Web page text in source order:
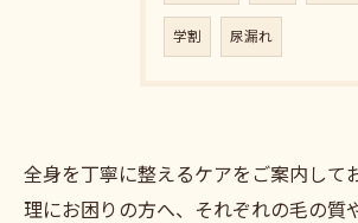
学割 尿漏れ
全身を丁寧に整えるケアをご案内して
理にお困りの方へ、それぞれの毛の質